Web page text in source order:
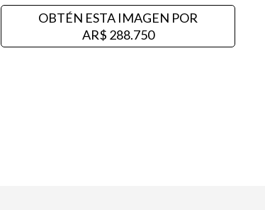
OBTÉN ESTA IMAGEN POR
AR$ 288.750